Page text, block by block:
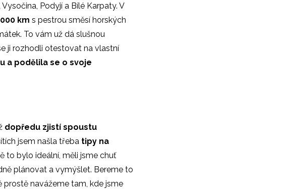
Podyjí a Bílé Karpaty. V
km s pestrou směsí horských
To vám už dá slušnou
ji rozhodli otestovat na vlastní
a podělila se o svoje
dopředu zjistí spoustu
jsem našla třeba tipy na
to bylo ideální, měli jsme chuť
plánovat a vymýšlet. Bereme to
navážeme tam, kde jsme